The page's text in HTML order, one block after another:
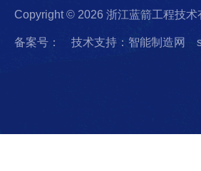
Copyright © 2026 浙江蓝箭工程技术
备案号： 技术支持：智能制造网